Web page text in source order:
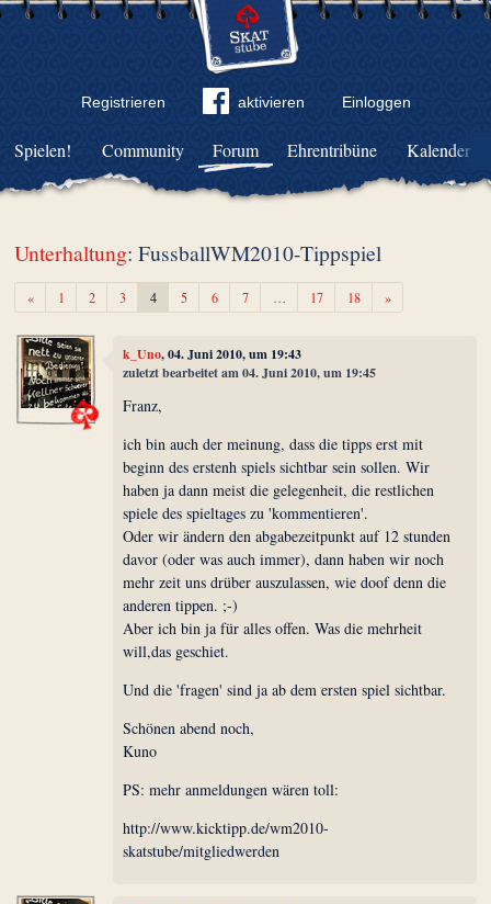
Registrieren aktivieren Einloggen
Community Forum Ehrentribüne Kalender
Spielen!
Unterhaltung: FussballWM2010-Tippspiel
«Zurück1 2 3 4 5 6 7 … 17 18 »Weiter
k_Uno, 04. Juni 2010, um 19:43
zuletzt bearbeitet am 04. Juni 2010, um 19:45
Franz,
ich bin auch der meinung, dass die tipps erst mit
beginn des erstenh spiels sichtbar sein sollen. Wir
haben ja dann meist die gelegenheit, die restlichen
spiele des spieltages zu 'kommentieren'.
Oder wir ändern den abgabezeitpunkt auf 12 stunden
davor (oder was auch immer), dann haben wir noch
mehr zeit uns drüber auszulassen, wie doof denn die
anderen tippen. ;-)
Aber ich bin ja für alles offen. Was die mehrheit
will,das geschiet.
Und die 'fragen' sind ja ab dem ersten spiel sichtbar.
Schönen abend noch,
Kuno
PS: mehr anmeldungen wären toll:
http://www.kicktipp.de/wm2010-
skatstube/mitgliedwerden